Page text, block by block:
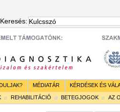
Keresés:
MÉDIATÁR KÉRDÉSEK ÉS
REHABILITÁCIÓ BETEGJOGOK AZ